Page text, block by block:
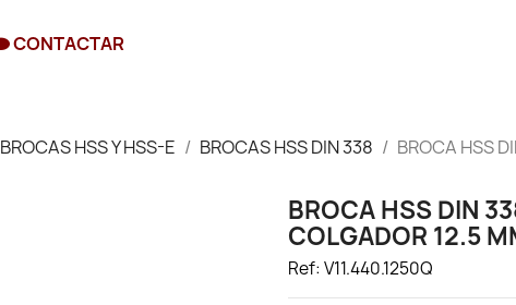
CONTACTAR
BROCAS HSS Y HSS-E BROCAS HSS DIN 338
BROCA HSS
BROCA HSS DIN
COLGADOR 12.5
Ref: V11.440.1250Q